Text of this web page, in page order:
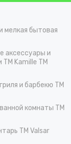
мелкая бытовая
аксессуары и
Kamille TM
и барбекю TM
комнаты TM
TM Valsar